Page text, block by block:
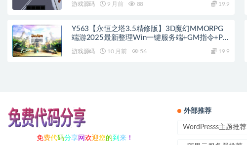
游戏源码 9 月前 88 19.9
Y563【永恒之塔3.5精修版】3D魔幻MMORPG
端游2025最新整理Win一键服务端+GM指令+PC
游戏源码 10 月前 56 19.9
免费代码分享网 欢迎您的到 来！
外部推荐
WordPresss主题推荐